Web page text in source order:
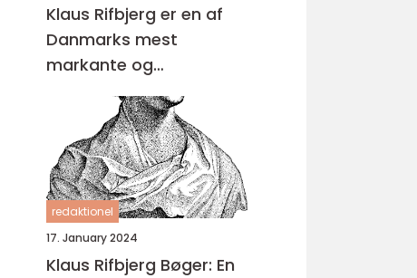
Klaus Rifbjerg er en af
Danmarks mest
markante og
anerkendte digtere
redaktionel
17. January 2024
Klaus Rifbjerg Bøger: En